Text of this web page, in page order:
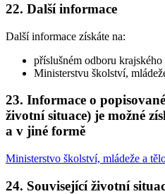
22. Další informace
Další informace získáte na:
příslušném odboru krajského
Ministerstvu školství,
23. Informace o
životní situace) je možné
a v jiné formě
Ministerstvo školství, mládeže a
24. Související životní